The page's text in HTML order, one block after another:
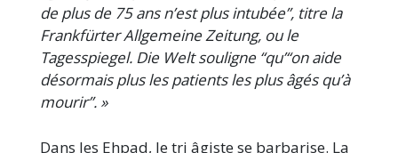
de plus de 75 ans n’est plus intubée”, titre la
Frankfürter Allgemeine Zeitung, ou le
Tagesspiegel. Die Welt souligne “qu’“on aide
désormais plus les patients les plus âgés qu’à
mourir”. »
Dans les Ehpad, le tri âgiste se barbarise. La